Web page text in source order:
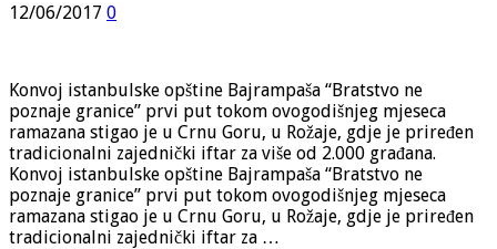
12/06/2017 0
Konvoj istanbulske opštine Bajrampaša “Bratstvo ne
poznaje granice” prvi put tokom ovogodišnjeg mjeseca
ramazana stigao je u Crnu Goru, u Rožaje, gdje je priređen
tradicionalni zajednički iftar za više od 2.000 građana.
Konvoj istanbulske opštine Bajrampaša “Bratstvo ne
poznaje granice” prvi put tokom ovogodišnjeg mjeseca
ramazana stigao je u Crnu Goru, u Rožaje, gdje je priređen
tradicionalni zajednički iftar za …